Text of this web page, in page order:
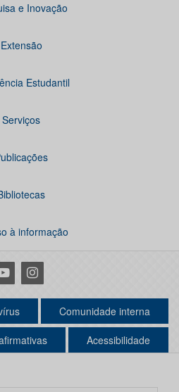
e Inovação
Extensão
Estudantil
Serviços
à informação
Instagram
Comunidade interna
Acessibilidade